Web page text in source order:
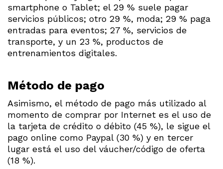
smartphone o Tablet; el 29 % suele pagar
servicios públicos; otro 29 %, moda; 29 % paga
entradas para eventos; 27 %, servicios de
transporte, y un 23 %, productos de
entrenamientos digitales.
Método de pago
Asimismo, el método de pago más utilizado al
momento de comprar por Internet es el uso de
la tarjeta de crédito o débito (45 %), le sigue el
pago online como Paypal (30 %) y en tercer
lugar está el uso del váucher/código de oferta
(18 %).